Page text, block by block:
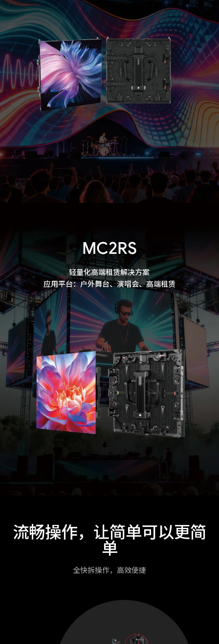
MC2RS
轻量化高端租赁解决方案
应用平台：户外舞台、演唱会、高端租赁
流畅操作，让简单可以更简
单
全快拆操作，高效便捷